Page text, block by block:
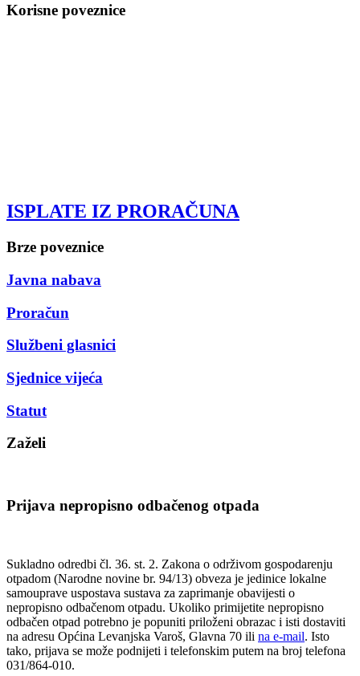
Korisne poveznice
ISPLATE IZ PRORAČUNA
Brze poveznice
Javna nabava
Proračun
Službeni glasnici
Sjednice vijeća
Statut
Zaželi
Prijava nepropisno odbačenog otpada
Sukladno odredbi čl. 36. st. 2. Zakona o održivom gospodarenju
otpadom (Narodne novine br. 94/13) obveza je jedinice lokalne
samouprave uspostava sustava za zaprimanje obavijesti o
nepropisno odbačenom otpadu. Ukoliko primijetite nepropisno
odbačen otpad potrebno je popuniti priloženi obrazac i isti dostaviti
na adresu Općina Levanjska Varoš, Glavna 70 ili na e-mail. Isto
tako, prijava se može podnijeti i telefonskim putem na broj telefona
031/864-010.